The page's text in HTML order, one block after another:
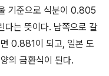
기준으로 식분이 0.805
는 뜻이다. 남쪽으로 갈
0.881이 되고, 일본 도
의 금환식이 된다.